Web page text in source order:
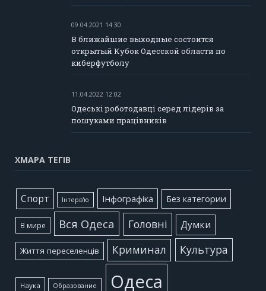
09.04.2021 14:30
В ближайшие выходные состоится
открытый Кубок Одесской области по
киберфутболу
11.04.2022 12:02
Одеські роботодавці серед лідерів за
пошуками працівників
ХМАРА ТЕГІВ
Cпорт Інтерв'ю Інфографіка Без категории
В мире Вся Одеса Головні Думки
Життя переселенців Криминал Культура
Наука Образование Одеса